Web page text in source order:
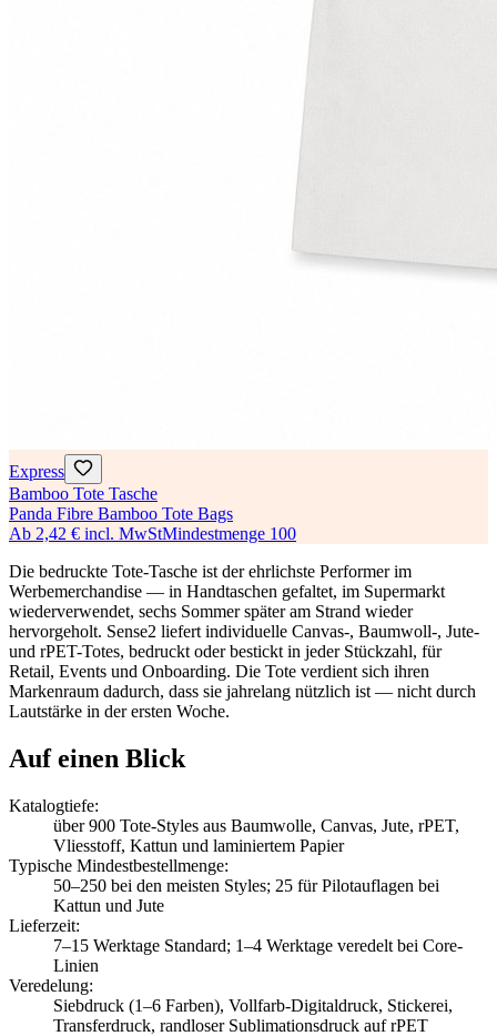
Express
Bamboo Tote Tasche
Panda Fibre Bamboo Tote Bags
Ab 2,42 € incl. MwStMindestmenge 100
Die bedruckte Tote-Tasche ist der ehrlichste Performer im
Werbemerchandise — in Handtaschen gefaltet, im Supermarkt
wiederverwendet, sechs Sommer später am Strand wieder
hervorgeholt. Sense2 liefert individuelle Canvas-, Baumwoll-, Jute-
und rPET-Totes, bedruckt oder bestickt in jeder Stückzahl, für
Retail, Events und Onboarding. Die Tote verdient sich ihren
Markenraum dadurch, dass sie jahrelang nützlich ist — nicht durch
Lautstärke in der ersten Woche.
Auf einen Blick
Katalogtiefe:
über 900 Tote-Styles aus Baumwolle, Canvas, Jute, rPET,
Vliesstoff, Kattun und laminiertem Papier
Typische Mindestbestellmenge:
50–250 bei den meisten Styles; 25 für Pilotauflagen bei
Kattun und Jute
Lieferzeit:
7–15 Werktage Standard; 1–4 Werktage veredelt bei Core-
Linien
Veredelung:
Siebdruck (1–6 Farben), Vollfarb-Digitaldruck, Stickerei,
Transferdruck, randloser Sublimationsdruck auf rPET